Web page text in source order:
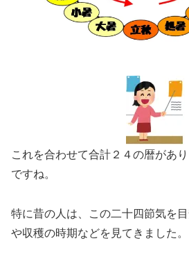
これを合わせて合計２４の暦があ
ですね。
特に昔の人は、この二十四節気を
や収穫の時期などを見てきました。